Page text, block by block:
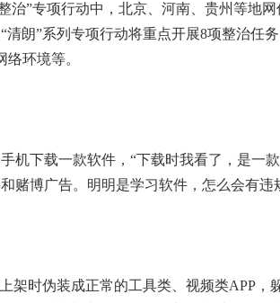
”专项行动中，北京、河南、贵州等地
朗”系列专项行动将重点开展8项整治任
环境等。
下载一款软件，“下载时我看了，是一款
赌博广告。明明是学习软件，怎么会有违
时伪装成正常的工具类、视频类APP，